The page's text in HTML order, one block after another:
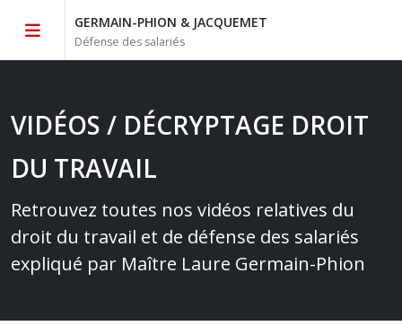
GERMAIN-PHION & JACQUEMET
Défense des salariés
VIDÉOS / DÉCRYPTAGE DROIT
DU TRAVAIL
Retrouvez toutes nos vidéos relatives du
droit du travail et de défense des salariés
expliqué par Maître Laure Germain-Phion